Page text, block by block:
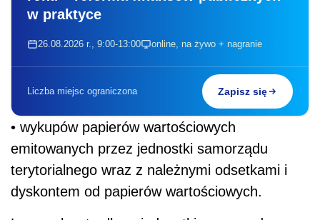
w praktyce
26.08.2026 r., 9:00-13:00 online, na żywo + nagranie
Liczba miejsc ograniczona Zapisz się
• wykupów papierów wartościowych
emitowanych przez jednostki samorządu
terytorialnego wraz z należnymi odsetkami i
dyskontem od papierów wartościowych.